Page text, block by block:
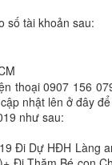
số tài khoản sau:
thoại 0907 156
nhật lên ở đây
như sau:
Đi Dự HĐH Làng